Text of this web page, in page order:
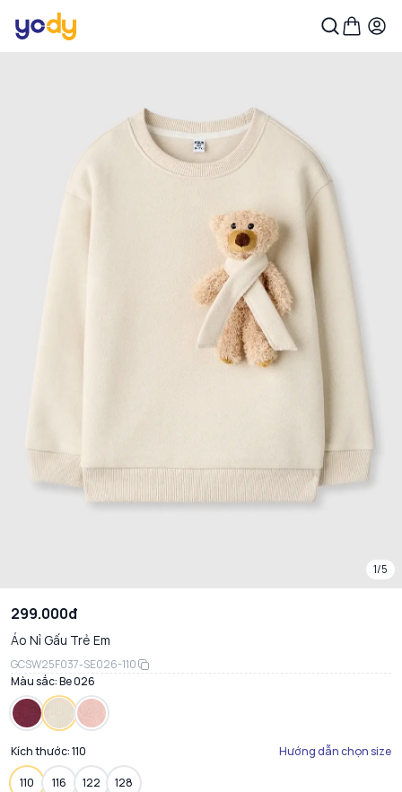
1/5
299.000đ
Áo Nỉ Gấu Trẻ Em
GCSW25F037-SE026-110
Màu sắc:Be 026
Kích thước:110 Hướng dẫn chọn size
110 116 122 128